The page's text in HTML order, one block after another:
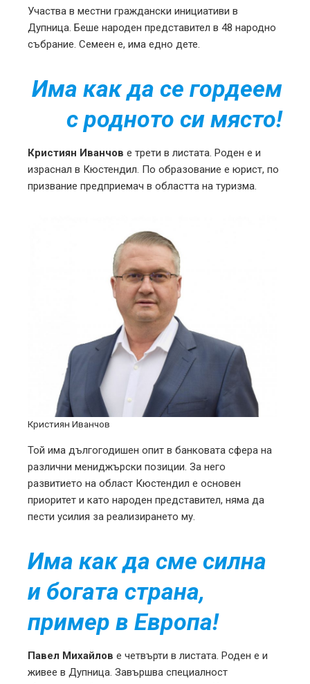
Участва в местни граждански инициативи в
Дупница. Беше народен представител в 48 народно
събрание. Семеен е, има едно дете.
Има как да се гордеем
с родното си място!
Кристиян Иванчов е трети в листата. Роден е и
израснал в Кюстендил. По образование е юрист, по
призвание предприемач в областта на туризма.
Кристиян Иванчов
Той има дългогодишен опит в банковата сфера на
различни мениджърски позиции. За него
развитието на област Кюстендил е основен
приоритет и като народен представител, няма да
пести усилия за реализирането му.
Има как да сме силна
и богата страна,
пример в Европа!
Павел Михайлов е четвърти в листата. Роден е и
живее в Дупница. Завършва специалност